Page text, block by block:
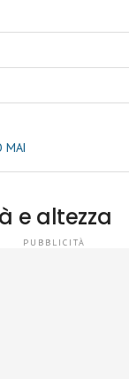
MAI
e altezza